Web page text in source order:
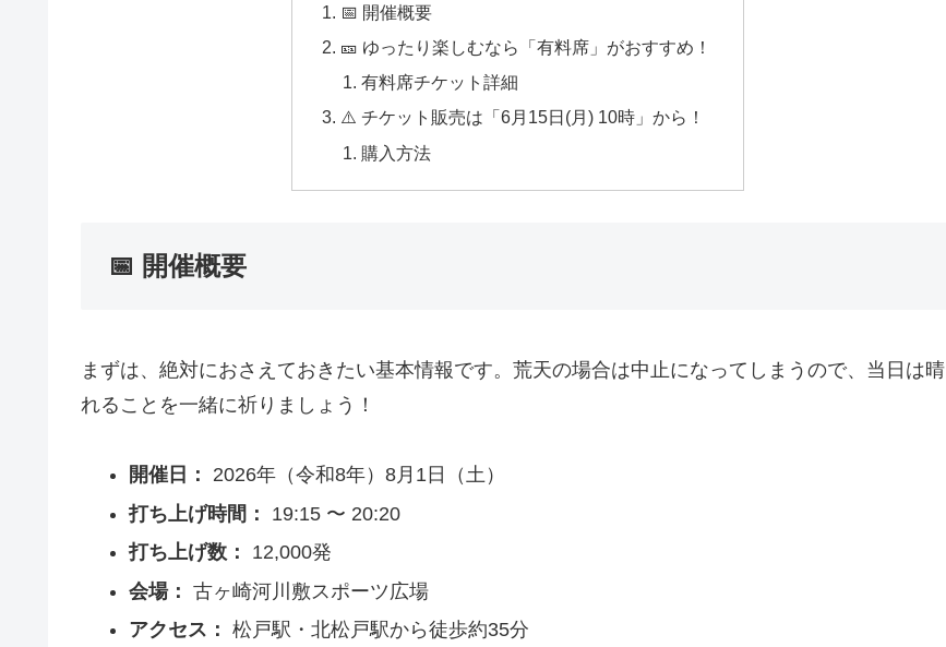
📅 開催概要
🎫 ゆったり楽しむなら「有料席」がおすすめ！
有料席チケット詳細
⚠️ チケット販売は「6月15日(月) 10時」から！
購入方法
📅 開催概要
まずは、絶対におさえておきたい基本情報です。荒天の場合は中止になってしまうので、当日は晴
れることを一緒に祈りましょう！
開催日：
2026年（令和8年）8月1日（土）
打ち上げ時間：
19:15 〜 20:20
打ち上げ数：
12,000発
会場： 古ヶ崎河川敷スポーツ広場
アクセス： 松戸駅・北松戸駅から徒歩約35分